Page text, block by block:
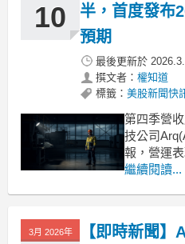
10
半，首度發布
預期
最後更新於
撰文者： 權知道
標籤： 美股新聞快
第四季營
技公司
報，營運
2940萬美
為1.20美
元。此外
繼續閱讀...
3月 2026年
【即時新聞